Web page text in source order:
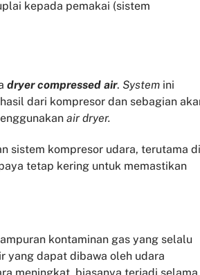
kepada pemakai (sistem
dryer compressed air. System ini
dari kompresor dan sebagian
air dryer.
sistem kompresor udara, terutama di
tetap kering untuk memastikan
kontaminan gas yang selalu
yang dapat dibawa oleh udara